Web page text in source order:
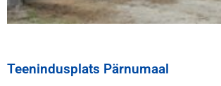
Teenindusplats Pärnumaal